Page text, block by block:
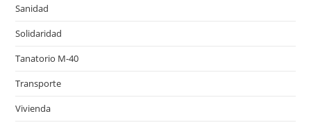
Sanidad
Solidaridad
Tanatorio M-40
Transporte
Vivienda